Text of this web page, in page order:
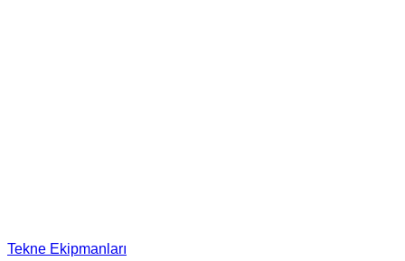
Tekne Ekipmanları